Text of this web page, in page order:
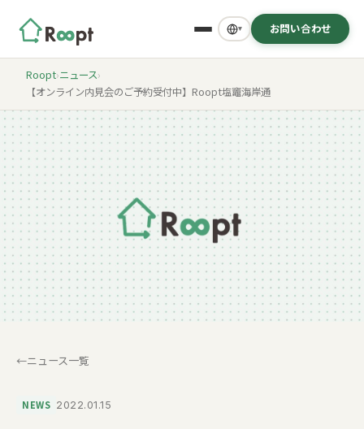
▾ お問い合わせ
Roopt›ニュース›
【オンライン内見会のご予約受付中】Roopt塩竈海岸通
ニュース一覧
NEWS 2022.01.15